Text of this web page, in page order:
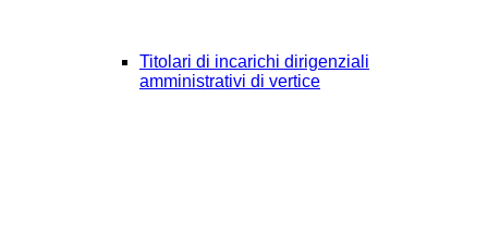
Titolari di incarichi dirigenziali
amministrativi di vertice